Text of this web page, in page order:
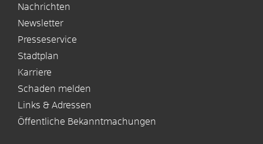
Nachrichten
Newsletter
Presseservice
Stadtplan
Karriere
Schaden melden
Links & Adressen
Öffentliche Bekanntmachungen